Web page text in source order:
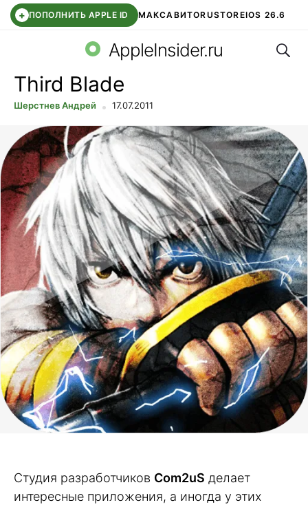
+ ПОПОЛНИТЬ APPLE ID МАКСАВИТОRUSTOREIOS 26.6
СБЕР КИДС ВТБ ОНЛАЙН ЧАТ В ROBLOX
AppleInsider.ru
Third Blade
Шерстнев Андрей 17.07.2011
Студия разработчиков Com2uS делает
интересные приложения, а иногда у этих